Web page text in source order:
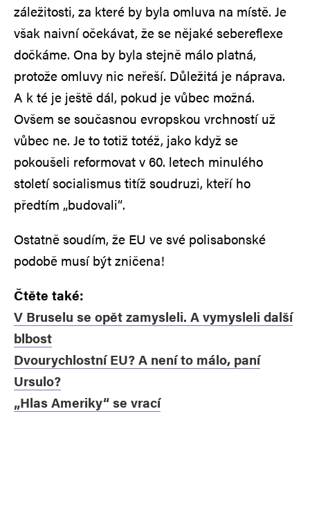
záležitosti, za které by byla omluva na místě. Je
však naivní očekávat, že se nějaké sebereflexe
dočkáme. Ona by byla stejně málo platná,
protože omluvy nic neřeší. Důležitá je náprava.
A k té je ještě dál, pokud je vůbec možná.
Ovšem se současnou evropskou vrchností už
vůbec ne. Je to totiž totéž, jako když se
pokoušeli reformovat v 60. letech minulého
století socialismus titíž soudruzi, kteří ho
předtím „budovali“.
Ostatně soudím, že EU ve své polisabonské
podobě musí být zničena!
Čtěte také:
V Bruselu se opět zamysleli. A vymysleli další
blbost
Dvourychlostní EU? A není to málo, paní
Ursulo?
„Hlas Ameriky“ se vrací